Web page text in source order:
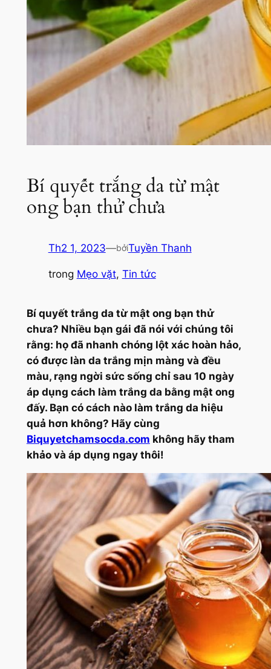
Bí quyết trắng da từ mật
ong bạn thử chưa
Th2 1, 2023—bởiTuyền Thanh
trong Mẹo vặt, Tin tức
Bí quyết trắng da từ mật ong bạn thử
chưa? Nhiều bạn gái đã nói với chúng tôi
rằng: họ đã nhanh chóng lột xác hoàn hảo,
có được làn da trắng mịn màng và đều
màu, rạng ngời sức sống chỉ sau 10 ngày
áp dụng cách làm trắng da bằng mật ong
đấy. Bạn có cách nào làm trắng da hiệu
quả hơn không? Hãy cùng
Biquyetchamsocda.com không hãy tham
khảo và áp dụng ngay thôi!